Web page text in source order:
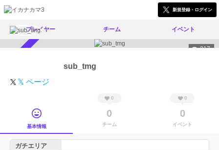
新規登録・ログイン
プレイヤー チーム イベント
317
sub_tmg
𝕏 ページ
基本情報
0
0
チーム
0
0
イベント
ガチエリア